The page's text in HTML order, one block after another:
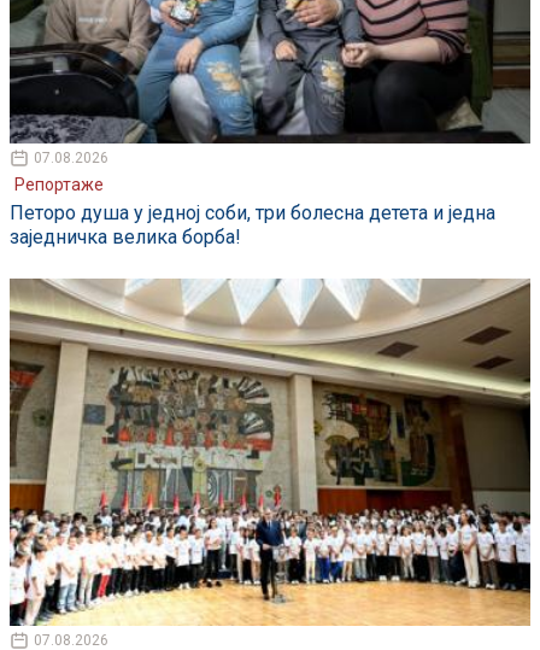
07.08.2026
Репортаже
Петоро душа у једној соби, три болесна детета и једна
заједничка велика борба!
07.08.2026